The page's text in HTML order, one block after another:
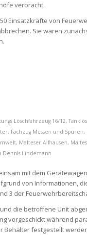
verbracht.
Einsatzkräfte von
Sie waren
Löschfahrzeug 16/12,
, Fachzug Messen und Spüren,
, Malteser Alfhausen,
Dennis Lindemann
mit dem
von Informationen,
3 der
die betroffene Unit
vorgeschickt während
Behälter festgestellt